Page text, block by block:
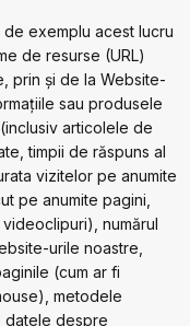
exemplu acest lucru
de resurse (URL)
prin și de la Website-
sau produsele
articolele de
timpii de răspuns al
vizitelor pe anumite
pe anumite pagini,
numărul
urile noastre,
(cum ar fi
metodele
datele despre